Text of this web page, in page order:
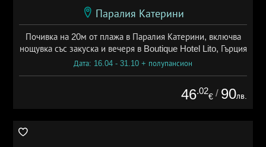
Паралия Катерини
Почивка на 20м от плажа в Паралия Катерини, включва
нощувка със закуска и вечеря в Boutique Hotel Lito, Гърция
Дата: 16.04 - 31.10 + полупансион
46.02
€ / 90лв.